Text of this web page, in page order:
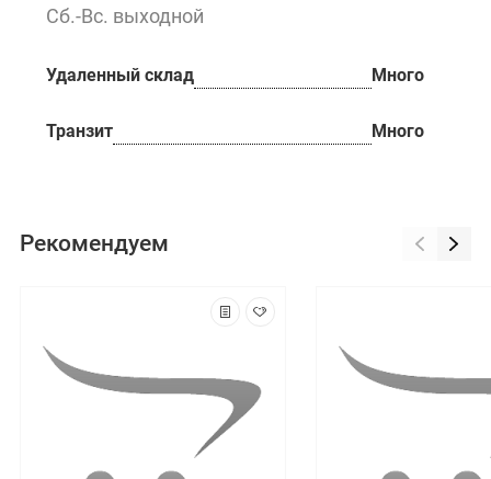
Сб.-Вс. выходной
Удаленный склад Много
Транзит Много
Рекомендуем